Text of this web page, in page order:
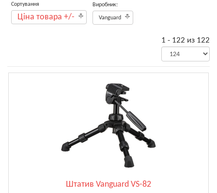
Сортування
Ціна товара +/-
Виробник:
Vanguard
1 - 122 из 122
Штатив Vanguard VS-82